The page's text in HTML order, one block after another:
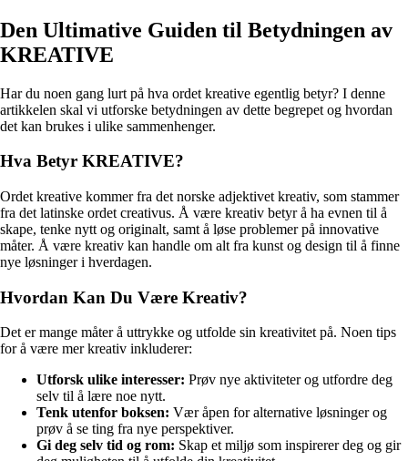
Den Ultimative Guiden til Betydningen av
KREATIVE
Har du noen gang lurt på hva ordet kreative egentlig betyr? I denne
artikkelen skal vi utforske betydningen av dette begrepet og hvordan
det kan brukes i ulike sammenhenger.
Hva Betyr KREATIVE?
Ordet kreative kommer fra det norske adjektivet kreativ, som stammer
fra det latinske ordet creativus. Å være kreativ betyr å ha evnen til å
skape, tenke nytt og originalt, samt å løse problemer på innovative
måter. Å være kreativ kan handle om alt fra kunst og design til å finne
nye løsninger i hverdagen.
Hvordan Kan Du Være Kreativ?
Det er mange måter å uttrykke og utfolde sin kreativitet på. Noen tips
for å være mer kreativ inkluderer:
Utforsk ulike interesser: Prøv nye aktiviteter og utfordre deg
selv til å lære noe nytt.
Tenk utenfor boksen: Vær åpen for alternative løsninger og
prøv å se ting fra nye perspektiver.
Gi deg selv tid og rom: Skap et miljø som inspirerer deg og gir